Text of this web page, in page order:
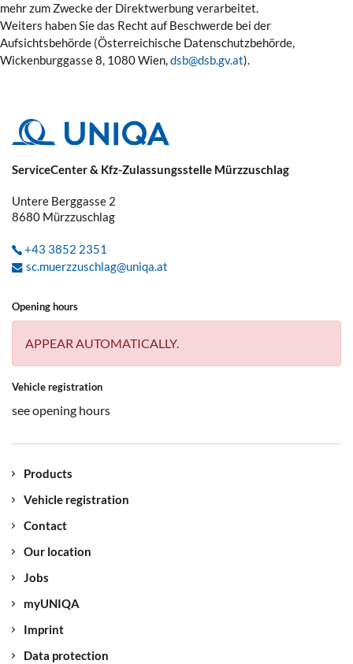
mehr zum Zwecke der Direktwerbung verarbeitet.
Weiters haben Sie das Recht auf Beschwerde bei der
Aufsichtsbehörde (Österreichische Datenschutzbehörde,
Wickenburggasse 8, 1080 Wien,dsb@dsb.gv.at).
ServiceCenter & Kfz-Zulassungsstelle Mürzzuschlag
Untere Berggasse 2
8680 Mürzzuschlag
+43 3852 2351
sc.muerzzuschlag@uniqa.at
Opening hours
APPEAR AUTOMATICALLY.
Vehicle registration
see opening hours
Products
Vehicle registration
Contact
Our location
Jobs
myUNIQA
Imprint
Data protection